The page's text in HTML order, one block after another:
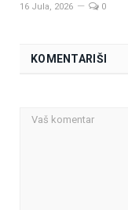
16 Jula, 2026 0
KOMENTARIŠI